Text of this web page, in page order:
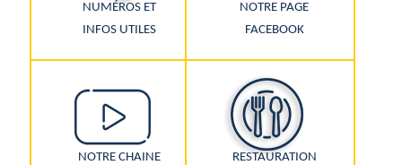
NUMÉROS ET
INFOS UTILES
NOTRE PAGE
FACEBOOK
NOTRE CHAINE
RESTAURATION